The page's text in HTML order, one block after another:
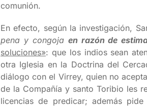
comunión.
En efecto, según la investigación,
pena y congoja en razón de
soluciones»: que los indios sean
otra Iglesia en la Doctrina del
diálogo con el Virrey, quien no
de la Compañía y santo Toribio les
licencias de predicar; además